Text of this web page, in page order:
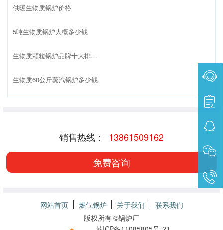
供暖生物质锅炉价格
5吨生物质锅炉大概多少钱
生物质颗粒锅炉品牌十大排名榜
生物质60公斤蒸汽锅炉多少钱
销售热线： 13861509162
免费咨询
网站首页 燃气锅炉 关于我们
联系我们
版权所有 ©锅炉厂